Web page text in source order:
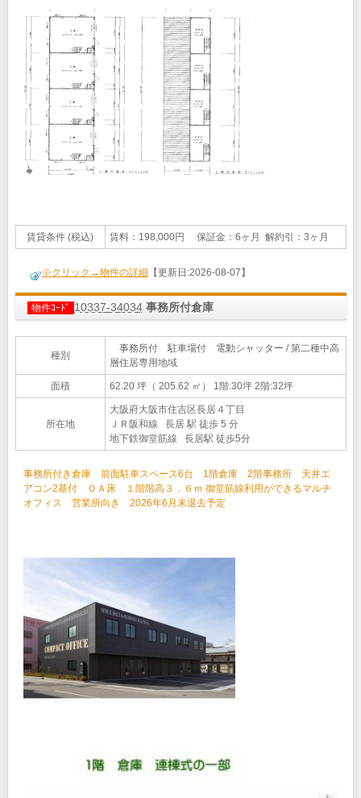
賃貸条件 (税込) 賃料：198,000円 保証金：6ヶ月 解約引：3ヶ月
※クリック→物件の詳細 【更新日:2026-08-07】
物件ｺｰﾄﾞ 10337-34034 事務所付倉庫
種別
事務所付 駐車場付 電動シャッター / 第二種中高
層住居専用地域
面積 62.20 坪（ 205.62 ㎡） 1階:30坪 2階:32坪
所在地
大阪府大阪市住吉区長居４丁目
ＪＲ阪和線 長居 駅 徒歩 5 分
地下鉄御堂筋線 長居駅 徒歩5分
事務所付き倉庫 前面駐車スペース6台 1階倉庫 2階事務所 天井エ
アコン2基付 ＯＡ床 １階階高３．６ｍ 御堂筋線利用ができるマルチ
オフィス 営業所向き 2026年6月末退去予定